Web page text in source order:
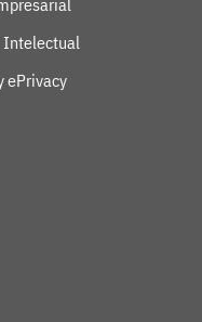
Intelectual
ePrivacy